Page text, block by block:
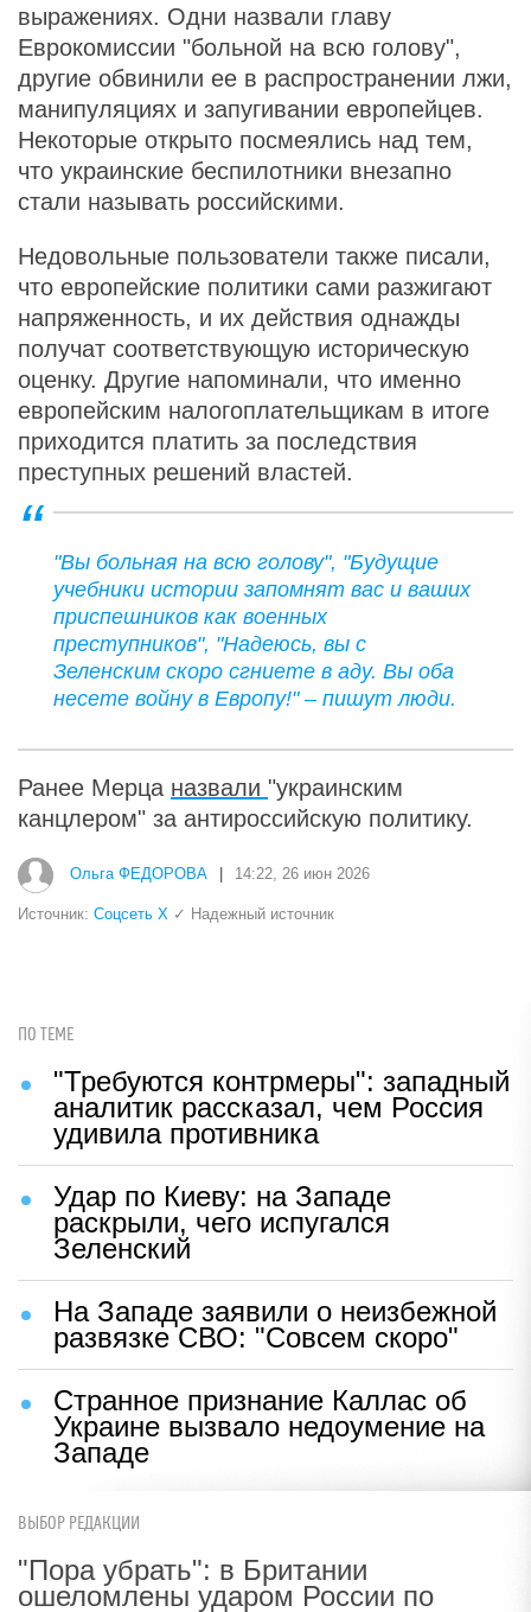
выражениях. Одни назвали главу
Еврокомиссии "больной на всю голову",
другие обвинили ее в распространении лжи,
манипуляциях и запугивании европейцев.
Некоторые открыто посмеялись над тем,
что украинские беспилотники внезапно
стали называть российскими.
Недовольные пользователи также писали,
что европейские политики сами разжигают
напряженность, и их действия однажды
получат соответствующую историческую
оценку. Другие напоминали, что именно
европейским налогоплательщикам в итоге
приходится платить за последствия
преступных решений властей.
"Вы больная на всю голову", "Будущие
учебники истории запомнят вас и ваших
приспешников как военных
преступников", "Надеюсь, вы с
Зеленским скоро сгниете в аду. Вы оба
несете войну в Европу!" – пишут люди.
Ранее Мерца назвали "украинским
канцлером" за антироссийскую политику.
Ольга ФЕДОРОВА 14:22, 26 июн 2026
Источник: Соцсеть Х ✓ Надежный источник
ПО ТЕМЕ
"Требуются контрмеры": западный
аналитик рассказал, чем Россия
удивила противника
Удар по Киеву: на Западе
раскрыли, чего испугался
Зеленский
На Западе заявили о неизбежной
развязке СВО: "Совсем скоро"
Странное признание Каллас об
Украине вызвало недоумение на
Западе
ВЫБОР РЕДАКЦИИ
"Пора убрать": в Британии
ошеломлены ударом России по